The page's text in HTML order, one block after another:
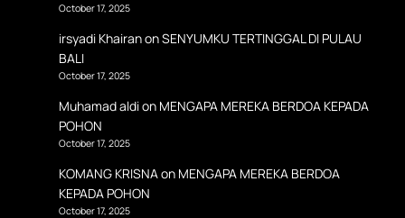
October 17, 2025
irsyadi KhairanonSENYUMKU TERTINGGAL DI PULAU
BALI
October 17, 2025
Muhamad aldion MENGAPA MEREKA BERDOA KEPADA
POHON
October 17, 2025
KOMANG KRISNAon MENGAPA MEREKA BERDOA
KEPADA POHON
October 17, 2025